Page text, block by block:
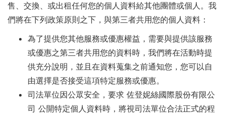
售、交換、或出租任何您的個人資料給其他團體或個人。我
們將在下列政策原則之下，與第三者共用您的個人資料：
為了提供您其他服務或優惠權益，需要與提供該服務
或優惠之第三者共用您的資料時，我們將在活動時提
供充分說明，並且在資料蒐集之前通知您，您可以自
由選擇是否接受這項特定服務或優惠。
司法單位因公眾安全，要求 佐登妮絲國際股份有限公
司 公開特定個人資料時，將視司法單位合法正式的程